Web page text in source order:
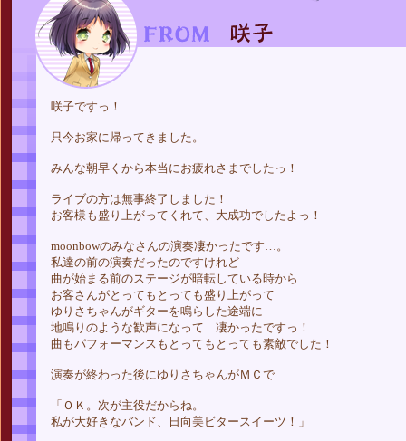
咲子ですっ！
只今お家に帰ってきました。
みんな朝早くから本当にお疲れさまでしたっ！
ライブの方は無事終了しました！
お客様も盛り上がってくれて、大成功でしたよっ！
moonbowのみなさんの演奏凄かったです…。
私達の前の演奏だったのですけれど
曲が始まる前のステージが暗転している時から
お客さんがとってもとっても盛り上がって
ゆりさちゃんがギターを鳴らした途端に
地鳴りのような歓声になって…凄かったですっ！
曲もパフォーマンスもとってもとっても素敵でした！
演奏が終わった後にゆりさちゃんがＭＣで
「ＯＫ。次が主役だからね。
私が大好きなバンド、日向美ビタースイーツ！」